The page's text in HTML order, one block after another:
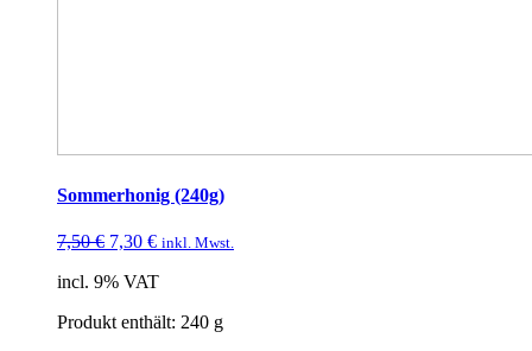
Sommerhonig (240g)
7,50€ 7,30 € inkl. Mwst.
incl. 9% VAT
Produkt enthält: 240 g